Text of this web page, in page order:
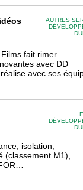
AUTRES
fait rimer
avec DD
avec ses
isolation,
(classement M1),